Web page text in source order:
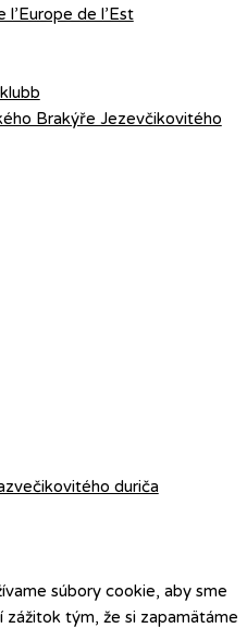
l’Europe de l’Est
Brakýře Jezevčikovitého
duriča
súbory cookie, aby sme
tým, že si zapamätáme